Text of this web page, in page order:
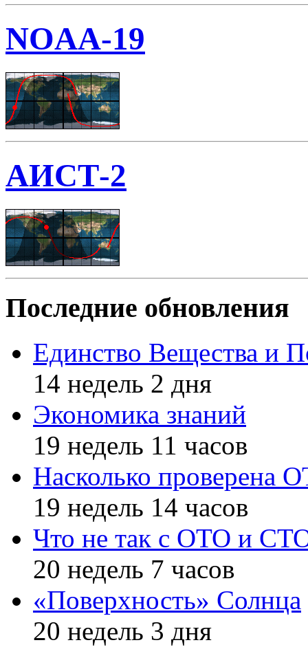
NOAA-19
АИСТ-2
Последние обновления
Единство Вещества и
14 недель 2 дня
Экономика знаний
19 недель 11 часов
Насколько проверена
19 недель 14 часов
Что не так с ОТО и
20 недель 7 часов
«Поверхность» Солнца
20 недель 3 дня